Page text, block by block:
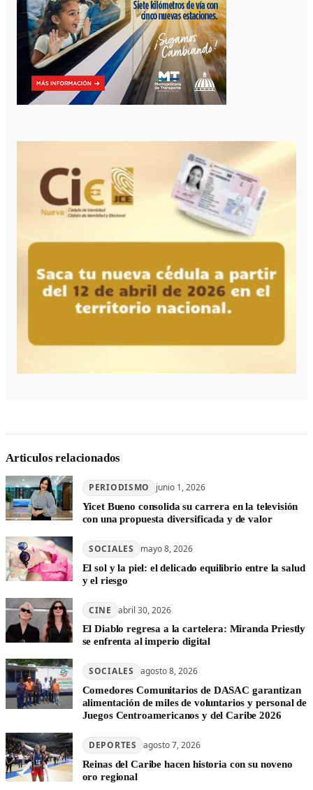
Articulos relacionados
PERIODISMO junio 1, 2026
Yicet Bueno consolida su carrera en la televisión
con una propuesta diversificada y de valor
SOCIALES mayo 8, 2026
El sol y la piel: el delicado equilibrio entre la salud
y el riesgo
CINE abril 30, 2026
El Diablo regresa a la cartelera: Miranda Priestly
se enfrenta al imperio digital
SOCIALES agosto 8, 2026
Comedores Comunitarios de DASAC garantizan
alimentación de miles de voluntarios y personal de
Juegos Centroamericanos y del Caribe 2026
DEPORTES agosto 7, 2026
Reinas del Caribe hacen historia con su noveno
oro regional